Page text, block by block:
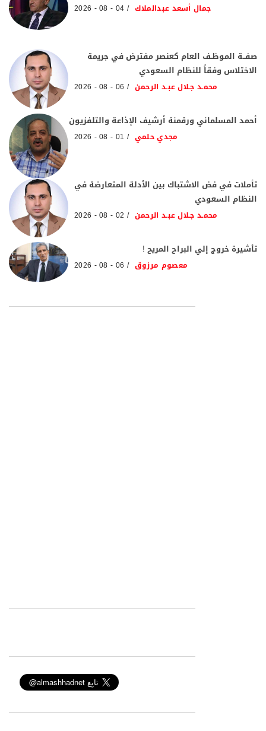
جمال أسعد عبدالملاك 04 - 08 - 2026
صفــة الموظـف العام كعنصر مفترض في جريمة
الاختلاس وفقاً للنظام السعودي
محمـد جـلال عبـد الرحمن 06 - 08 - 2026
أحمد المسلماني ورقمنة أرشيف الإذاعة والتلفزيون
مجدي حلمي 01 - 08 - 2026
تأملات في فض الاشتباك بين الأدلة المتعارضة في
النظام السعودي
محمـد جـلال عبـد الرحمن 02 - 08 - 2026
تأشيرة خروج إلي البراح المريح !
معصوم مرزوق 06 - 08 - 2026